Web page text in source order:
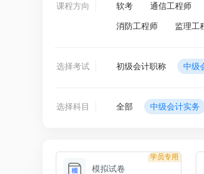
课程方向 软考 通信工程师
消防工程师 监理工
选择考试 初级会计职称 中级
选择科目 全部 中级会计实务
学员专用
模拟试卷